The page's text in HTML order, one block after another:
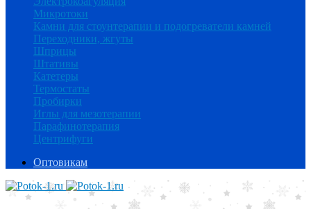
Микротоки
Камни для стоунтерапии и подогреватели камней
Переходники, жгуты
Шприцы
Штативы
Катетеры
Термостаты
Пробирки
Иглы для мезотерапии
Парафинотерапия
Центрифуги
Оптовикам